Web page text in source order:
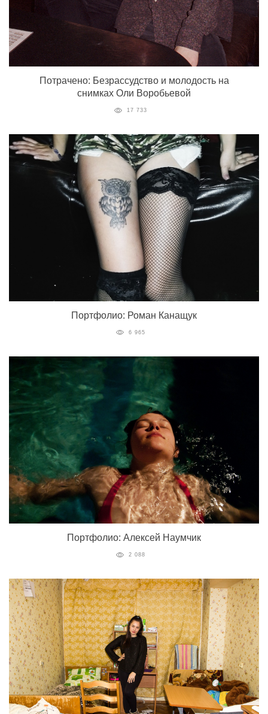
Потрачено: Безрассудство и молодость на
снимках Оли Воробьевой
17 733
Портфолио: Роман Канащук
6 965
Портфолио: Алексей Наумчик
2 088